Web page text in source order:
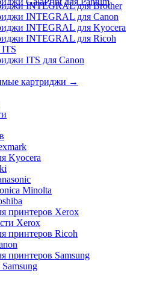
INTEGRAL для Brother
INTEGRAL для Canon
INTEGRAL для Kyocera
INTEGRAL для Ricoh
ITS для Canon
картриджи →
Kyocera
Minolta
принтеров Xerox
Xerox
принтеров Ricoh
принтеров Samsung